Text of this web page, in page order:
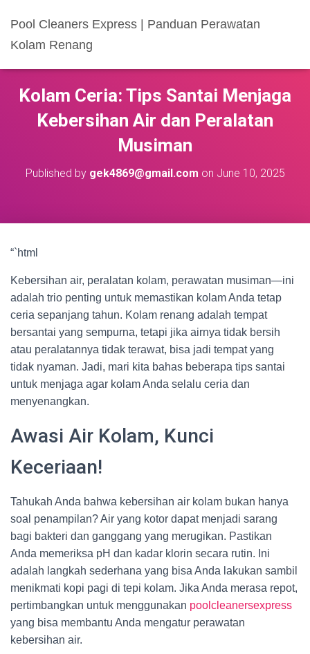
Pool Cleaners Express | Panduan Perawatan
Kolam Renang
Kolam Ceria: Tips Santai Menjaga
Kebersihan Air dan Peralatan
Musiman
Published by gek4869@gmail.com on June 10, 2025
“`html
Kebersihan air, peralatan kolam, perawatan musiman—ini
adalah trio penting untuk memastikan kolam Anda tetap
ceria sepanjang tahun. Kolam renang adalah tempat
bersantai yang sempurna, tetapi jika airnya tidak bersih
atau peralatannya tidak terawat, bisa jadi tempat yang
tidak nyaman. Jadi, mari kita bahas beberapa tips santai
untuk menjaga agar kolam Anda selalu ceria dan
menyenangkan.
Awasi Air Kolam, Kunci
Keceriaan!
Tahukah Anda bahwa kebersihan air kolam bukan hanya
soal penampilan? Air yang kotor dapat menjadi sarang
bagi bakteri dan ganggang yang merugikan. Pastikan
Anda memeriksa pH dan kadar klorin secara rutin. Ini
adalah langkah sederhana yang bisa Anda lakukan sambil
menikmati kopi pagi di tepi kolam. Jika Anda merasa repot,
pertimbangkan untuk menggunakan poolcleanersexpress
yang bisa membantu Anda mengatur perawatan
kebersihan air.